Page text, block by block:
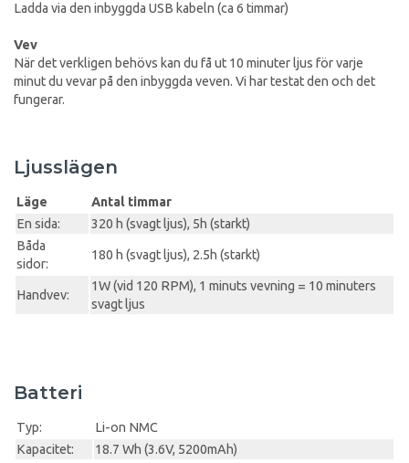
Ladda via den inbyggda USB kabeln (ca 6 timmar)
Vev
När det verkligen behövs kan du få ut 10 minuter ljus för varje
minut du vevar på den inbyggda veven. Vi har testat den och det
fungerar.
Ljusslägen
Läge
Antal timmar
En sida:
320 h (svagt ljus), 5h (starkt)
Båda
sidor:
180 h (svagt ljus), 2.5h (starkt)
Handvev:
1W (vid 120 RPM), 1 minuts vevning = 10 minuters
svagt ljus
Batteri
Typ:
Li-on NMC
Kapacitet:
18.7 Wh (3.6V, 5200mAh)